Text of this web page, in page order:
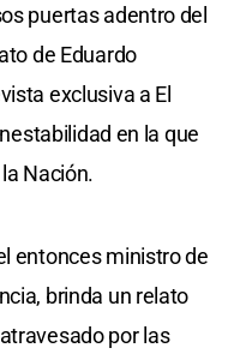
puertas adentro del
de Eduardo
exclusiva a El
en la que
Nación.
entonces ministro de
brinda un relato
por las